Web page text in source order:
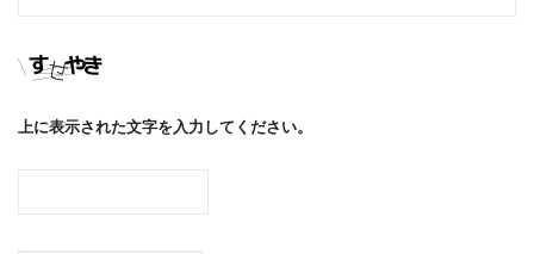
上に表示された文字を入力してください。